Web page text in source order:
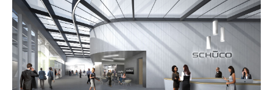
drop us a line
info@yourdomain.com
about us